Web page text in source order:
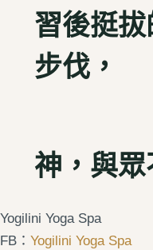
習後挺
步伐，
飽
神，與眾
Yogilini Yoga Spa
FB： Yogilini Yoga Spa